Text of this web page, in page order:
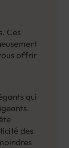
Ces
offrir
qui
des